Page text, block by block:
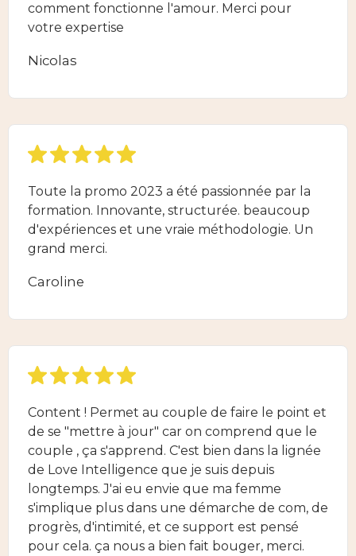
comment fonctionne l'amour. Merci pour
votre expertise
Nicolas
Toute la promo 2023 a été passionnée par la
formation. Innovante, structurée. beaucoup
d'expériences et une vraie méthodologie. Un
grand merci.
Caroline
Content ! Permet au couple de faire le point et
de se "mettre à jour" car on comprend que le
couple , ça s'apprend. C'est bien dans la lignée
de Love Intelligence que je suis depuis
longtemps. J'ai eu envie que ma femme
s'implique plus dans une démarche de com, de
progrès, d'intimité, et ce support est pensé
pour cela. ça nous a bien fait bouger, merci.